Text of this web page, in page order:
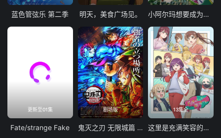
蓝色管弦乐 第二季 明天，美食广场见。 小阿尔玛想要成为家人
更新至01集
Fate/strange Fake
剧场版
鬼灭之刃 无限城篇 第一章 猗窝座再袭
13集全
这里是充满笑容的职场。